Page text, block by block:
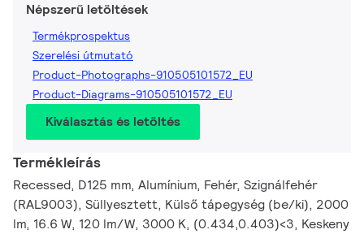
Népszerű letöltések
Termékprospektus
Szerelési útmutató
Product-Photographs-910505101572_EU
Product-Diagrams-910505101572_EU
Kiválasztás és letöltés
Termékleírás
Recessed, D125 mm, Alumínium, Fehér, Szignálfehér
(RAL9003), Süllyesztett, Külső tápegység (be/ki), 2000
lm, 16.6 W, 120 lm/W, 3000 K, (0.434,0.403)<3, Keskeny